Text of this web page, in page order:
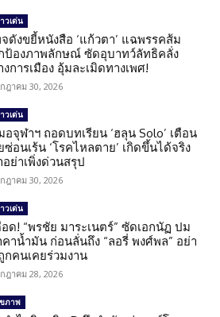
วเด่น
จดังขยี้หนังสือ ‘แก้วตา’ แฉพรรคส้ม
ป้องภาพลักษณ์ ซัดอุบาทว์ลัทธิคลั่ง
งการเมือง อุ้มละเมิดทางเพศ!
ฎาคม 30, 2026
วเด่น
อจุฬาฯ ถอดบทเรียน ‘ฮลุน Solo’ เตือน
ซ่อนเร้น ‘โรคไหลตาย’ เกิดขึ้นได้จริง
อย่าเพิ่งด่วนสรุป
ฎาคม 30, 2026
วเด่น
อด! “พรชัย มาระเนตร์” ซัดเอกนัฏ ปม
คาน้ำมัน ก่อนลั่นถึง “ลอรี่ พงศ์พล” อย่า
กคนเคยร่วมงาน
ฎาคม 28, 2026
ภาพ